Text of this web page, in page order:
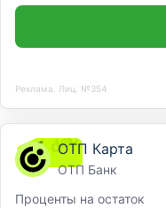
Реклама. Лиц. №354
ОТП Карта
ОТП Банк
Проценты на остаток